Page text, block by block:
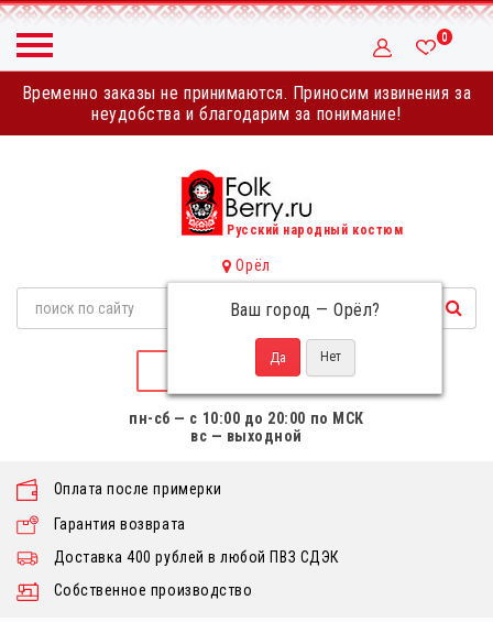
Временно заказы не принимаются. Приносим извинения за
неудобства и благодарим за понимание!
0
Русский народный костюм
Орёл
Ваш город —Орёл?
НАПИСАТЬ НАМ
пн-сб — с 10:00 до 20:00 по МСК
вс — выходной
Собственное производство
Оплата после примерки
Гарантия возврата
Доставка 400 рублей в любой ПВЗ СДЭК